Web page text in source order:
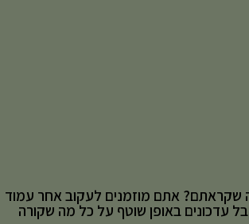
אתם מוזמנים לעקוב אחר עמוד
עדכונים באופן שוטף על כל מה שקורה